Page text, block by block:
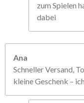
zum Spielen
dabei
Ana
Schneller Versand,
kleine Geschenk –